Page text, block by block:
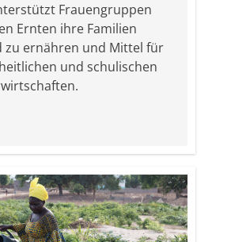
Frauengruppen
Ernten ihre Familien
zu ernähren und Mittel für
und schulischen